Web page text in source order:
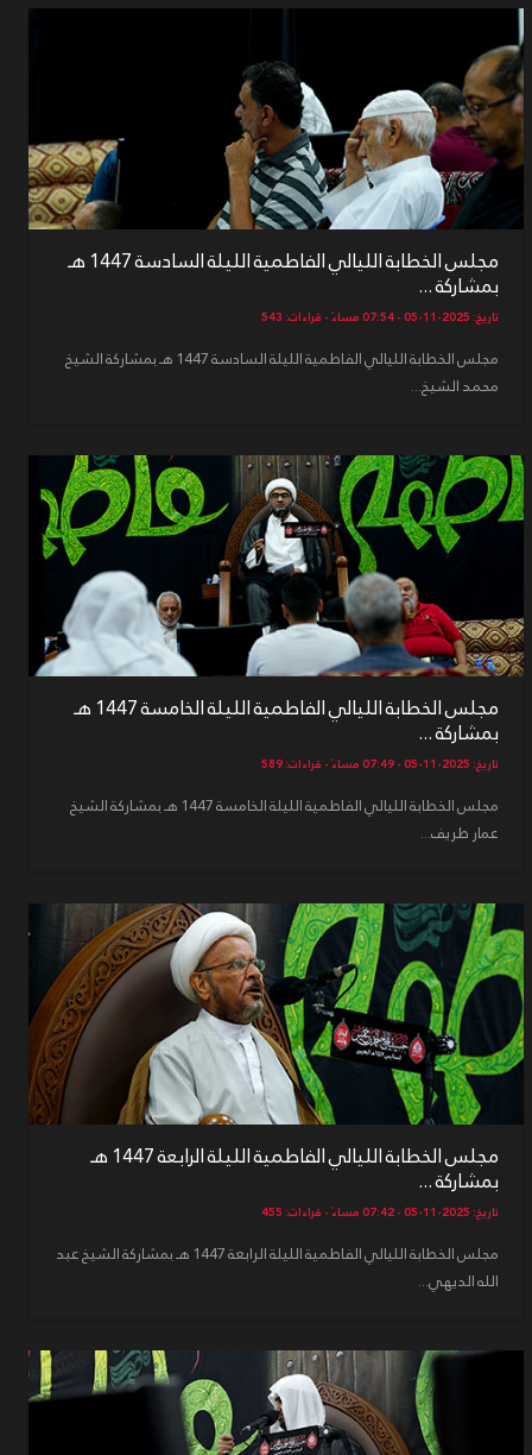
مجلس الخطابة الليالي الفاطمية الليلة السادسة 1447 هـ
بمشاركة ...
تاريخ: 2025-11-05 - 07:54 مساءً - قراءات: 543
مجلس الخطابة الليالي الفاطمية الليلة السادسة 1447 هـ بمشاركة الشيخ
محمد الشيخ...
مجلس الخطابة الليالي الفاطمية الليلة الخامسة 1447 هـ
بمشاركة ...
تاريخ: 2025-11-05 - 07:49 مساءً - قراءات: 589
مجلس الخطابة الليالي الفاطمية الليلة الخامسة 1447 هـ بمشاركة الشيخ
عمار طريف...
مجلس الخطابة الليالي الفاطمية الليلة الرابعة 1447 هـ
بمشاركة ...
تاريخ: 2025-11-05 - 07:42 مساءً - قراءات: 455
مجلس الخطابة الليالي الفاطمية الليلة الرابعة 1447 هـ بمشاركة الشيخ عبد
الله الديهي...